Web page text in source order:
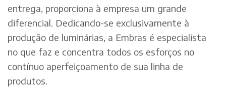
entrega, proporciona à empresa um grande
diferencial. Dedicando-se exclusivamente à
produção de luminárias, a Embras é especialista
no que faz e concentra todos os esforços no
contínuo aperfeiçoamento de sua linha de
produtos.